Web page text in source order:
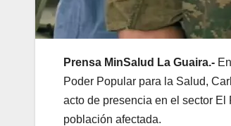
Prensa MinSalud La Guaira.-
Poder Popular para la Salud,
acto de presencia en el sector
población afectada.